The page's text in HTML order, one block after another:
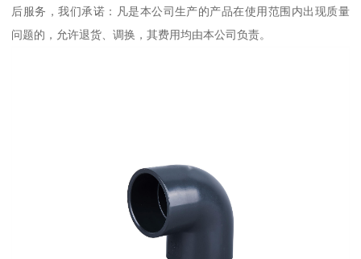
后服务，我们承诺：凡是本公司生产的产品在使用范围内出现质量
问题的，允许退货、调换，其费用均由本公司负责。